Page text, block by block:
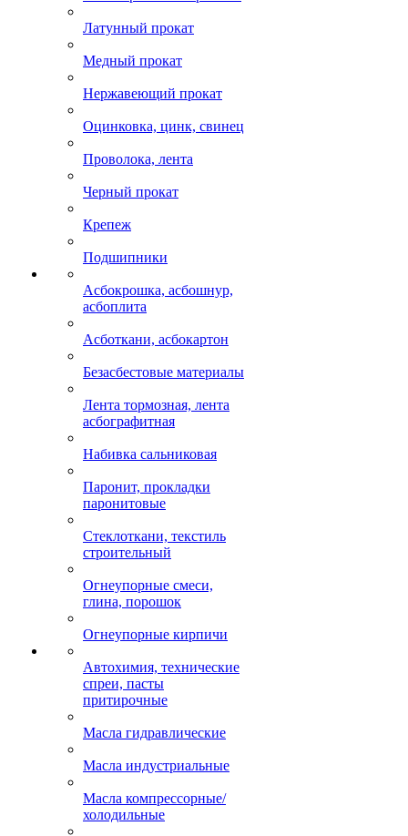
Латунный прокат
Медный прокат
Нержавеющий прокат
Оцинковка, цинк, свинец
Проволока, лента
Черный прокат
Крепеж
Подшипники
Асбокрошка, асбошнур,
асбоплита
Асботкани, асбокартон
Безасбестовые материалы
Лента тормозная, лента
асбографитная
Набивка сальниковая
Паронит, прокладки
паронитовые
Стеклоткани, текстиль
строительный
Огнеупорные смеси,
глина, порошок
Огнеупорные кирпичи
Автохимия, технические
спреи, пасты
притирочные
Масла гидравлические
Масла индустриальные
Масла компрессорные/
холодильные